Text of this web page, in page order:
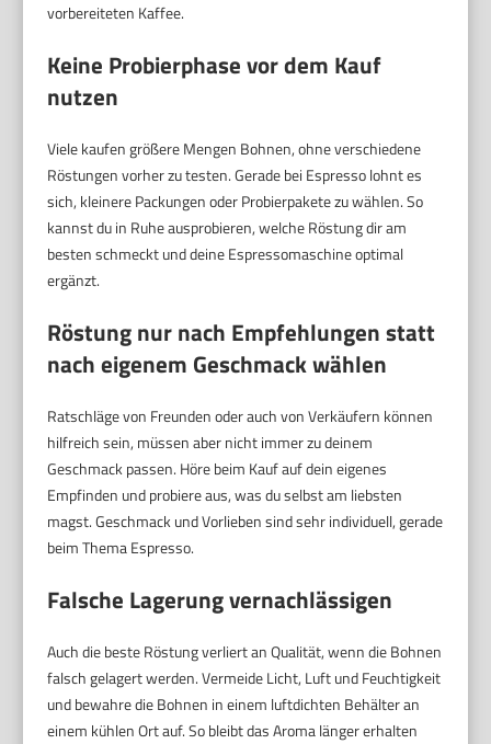
vorbereiteten Kaffee.
Keine Probierphase vor dem Kauf
nutzen
Viele kaufen größere Mengen Bohnen, ohne verschiedene
Röstungen vorher zu testen. Gerade bei Espresso lohnt es
sich, kleinere Packungen oder Probierpakete zu wählen. So
kannst du in Ruhe ausprobieren, welche Röstung dir am
besten schmeckt und deine Espressomaschine optimal
ergänzt.
Röstung nur nach Empfehlungen statt
nach eigenem Geschmack wählen
Ratschläge von Freunden oder auch von Verkäufern können
hilfreich sein, müssen aber nicht immer zu deinem
Geschmack passen. Höre beim Kauf auf dein eigenes
Empfinden und probiere aus, was du selbst am liebsten
magst. Geschmack und Vorlieben sind sehr individuell, gerade
beim Thema Espresso.
Falsche Lagerung vernachlässigen
Auch die beste Röstung verliert an Qualität, wenn die Bohnen
falsch gelagert werden. Vermeide Licht, Luft und Feuchtigkeit
und bewahre die Bohnen in einem luftdichten Behälter an
einem kühlen Ort auf. So bleibt das Aroma länger erhalten